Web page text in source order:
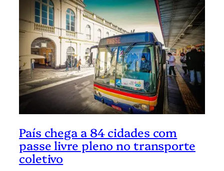
País chega a 84 cidades com
passe livre pleno no transporte
coletivo